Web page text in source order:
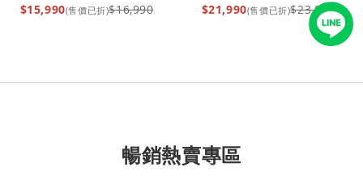
$15,990(售價已折)$16,990 $21,990(售價已折)$23,990
暢銷熱賣專區